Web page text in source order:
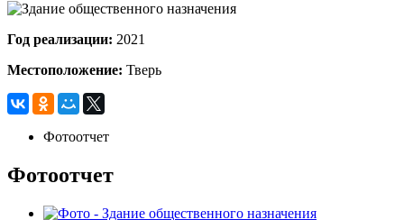
Год реализации: 2021
Местоположение: Тверь
Фотоотчет
Фотоотчет